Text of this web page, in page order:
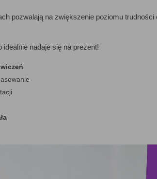
pozwalają na zwiększenie poziomu
nadaje się na prezent!